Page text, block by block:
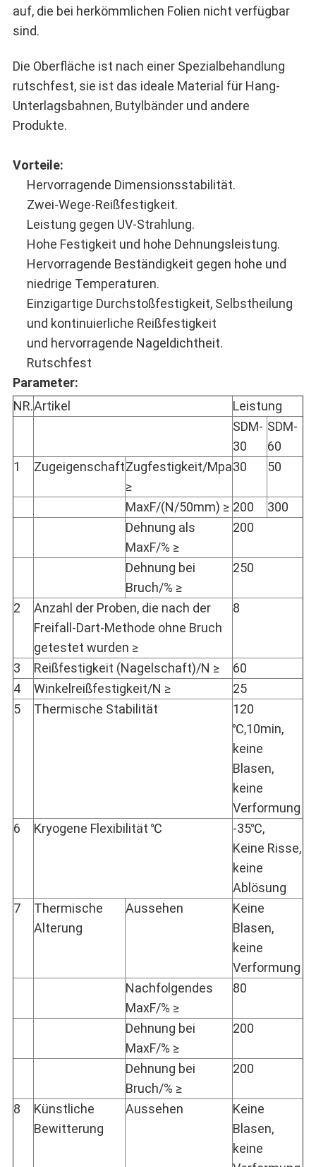
auf, die bei herkömmlichen Folien nicht verfügbar
sind.
Die Oberfläche ist nach einer Spezialbehandlung
rutschfest, sie ist das ideale Material für Hang-
Unterlagsbahnen, Butylbänder und andere
Produkte.
Vorteile:
Hervorragende Dimensionsstabilität.
Zwei-Wege-Reißfestigkeit.
Leistung gegen UV-Strahlung.
Hohe Festigkeit und hohe Dehnungsleistung.
Hervorragende Beständigkeit gegen hohe und
niedrige Temperaturen.
Einzigartige Durchstoßfestigkeit, Selbstheilung
und kontinuierliche Reißfestigkeit
und hervorragende Nageldichtheit.
Rutschfest
Parameter:
NR.Artikel
Leistung
SDM-
30
SDM-
60
1
ZugeigenschaftZugfestigkeit/Mpa
≥
30 50
MaxF/(N/50mm) ≥ 200
300
Dehnung als
MaxF/% ≥
200
Dehnung bei
Bruch/% ≥
250
2
Anzahl der Proben, die nach der
Freifall-Dart-Methode ohne Bruch
getestet wurden ≥
8
3 Reißfestigkeit (Nagelschaft)/N ≥
60
4
Winkelreißfestigkeit/N ≥
25
5
Thermische Stabilität
120
℃,10min,
keine
Blasen,
keine
Verformung
6
Kryogene Flexibilität ℃
-35℃,
Keine Risse,
keine
Ablösung
7
Thermische
Alterung
Aussehen
Keine
Blasen,
keine
Verformung
Nachfolgendes
MaxF/% ≥
80
Dehnung bei
MaxF/% ≥
200
Dehnung bei
Bruch/% ≥
200
8
Künstliche
Bewitterung
Aussehen
Keine
Blasen,
keine